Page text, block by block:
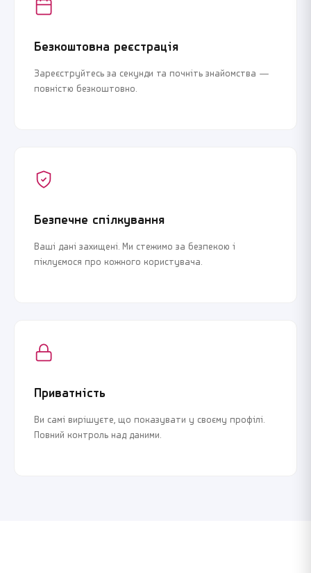
Безкоштовна реєстрація
Зареєструйтесь за секунди та почніть знайомства —
повністю безкоштовно.
Безпечне спілкування
Ваші дані захищені. Ми стежимо за безпекою і
піклуємося про кожного користувача.
Приватність
Ви самі вирішуєте, що показувати у своєму профілі.
Повний контроль над даними.